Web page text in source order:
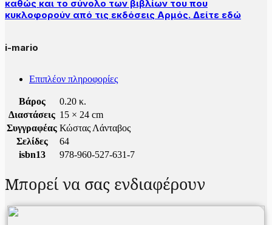
καθώς και το σύνολο των βιβλίων του που
κυκλοφορούν από τις εκδόσεις Αρμός. Δείτε εδώ
i-mario
Επιπλέον πληροφορίες
Βάρος
0.20 κ.
Διαστάσεις 15 × 24 cm
Συγγραφέας Κώστας Λάνταβος
Σελίδες
64
isbn13
978-960-527-631-7
Μπορεί να σας ενδιαφέρουν